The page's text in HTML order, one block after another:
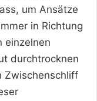
um Ansätze
in Richtung
einzelnen
durchtrocknen
Zwischenschliff